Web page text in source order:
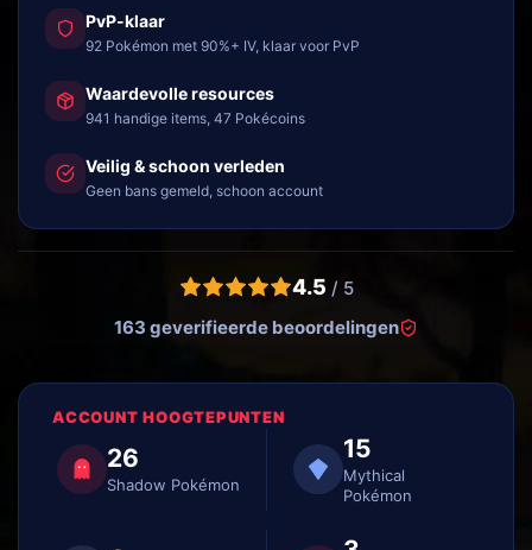
PvP-klaar
92 Pokémon met 90%+ IV, klaar voor PvP
Waardevolle resources
941 handige items, 47 Pokécoins
Veilig & schoon verleden
Geen bans gemeld, schoon account
4.5 / 5
163 geverifieerde beoordelingen
ACCOUNT HOOGTEPUNTEN
26
Shadow Pokémon
15
Mythical
Pokémon